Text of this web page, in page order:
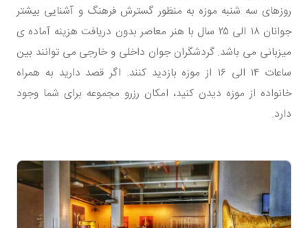
روزهای سه شنبه موزه به منظور گسترش فرهنگ و آشنایی بیشتر
جوانان ۱۸ الی ۲۵ سال با هنر معاصر بدون دریافت هزینه آماده ی
میزبانی می باشد. گردشگران جوان داخلی و خارجی می توانند بین
ساعات ۱۴ الی ۱۶ از موزه بازدید کنند. اگر قصد دارید به همراه
خانواده از موزه دیدن کنید، امکان رزرو مجموعه برای شما وجود
دارد.